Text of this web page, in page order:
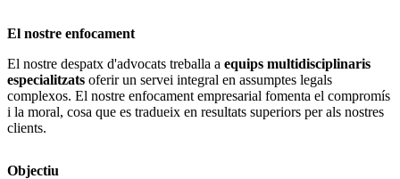
El nostre enfocament
El nostre despatx d'advocats treballa a equips multidisciplinaris
especialitzats oferir un servei integral en assumptes legals
complexos. El nostre enfocament empresarial fomenta el compromís
i la moral, cosa que es tradueix en resultats superiors per als nostres
clients.
Objectiu